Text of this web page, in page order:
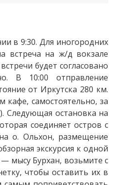
в 9:30. Для иногородних
встреча на ж/д вокзале
будет согласовано
В 10:00 отправление
от Иркутска 280 км.
самостоятельно, за
Следующая остановка на
соединяет остров с
о. Ольхон, размещение
экскурсия к одной
мысу Бурхан, возьмите с
чтобы оставить их в